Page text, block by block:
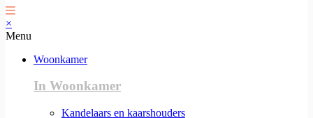
×
Menu
Woonkamer
In Woonkamer
Kandelaars en kaarshouders